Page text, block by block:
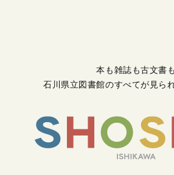
本も雑誌も古文書も
石川県立図書館のすべてが見ら